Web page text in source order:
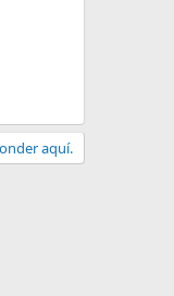
aquí.